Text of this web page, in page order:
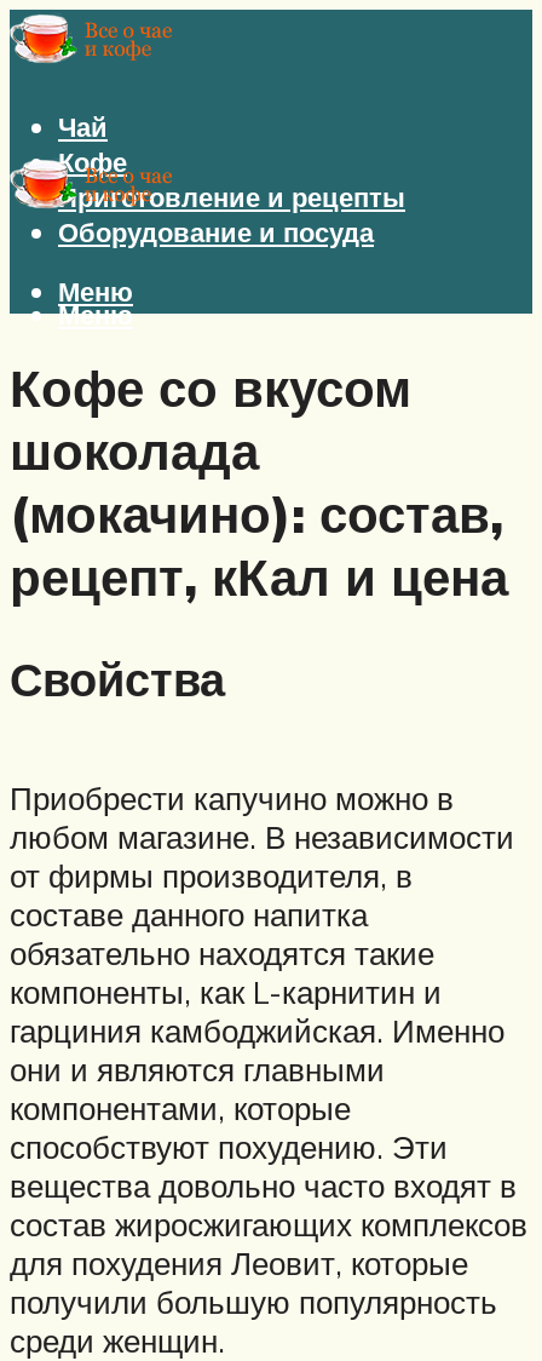
Чай
Кофе
Приготовление и рецепты
Оборудование и посуда
Меню
Меню
Кофе со вкусом
шоколада
(мокачино): состав,
рецепт, кКал и цена
Свойства
Приобрести капучино можно в
любом магазине. В независимости
от фирмы производителя, в
составе данного напитка
обязательно находятся такие
компоненты, как L-карнитин и
гарциния камбоджийская. Именно
они и являются главными
компонентами, которые
способствуют похудению. Эти
вещества довольно часто входят в
состав жиросжигающих комплексов
для похудения Леовит, которые
получили большую популярность
среди женщин.